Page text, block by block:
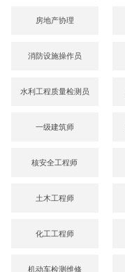
房地产协理
消防设施操作员
水利工程质量检测员
一级建筑师
核安全工程师
土木工程师
化工工程师
机动车检测维修